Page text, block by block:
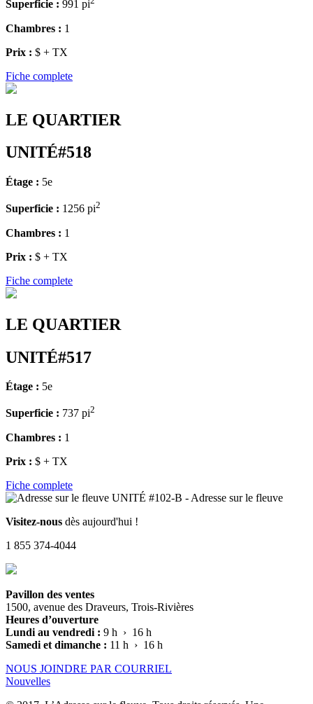
Superficie : 991 pi
Chambres : 1
Prix : $ + TX
Fiche complete
LE QUARTIER
UNITÉ#518
Étage : 5e
Superficie : 1256 pi2
Chambres : 1
Prix : $ + TX
Fiche complete
LE QUARTIER
UNITÉ#517
Étage : 5e
Superficie : 737 pi2
Chambres : 1
Prix : $ + TX
Fiche complete
Visitez-nous dès aujourd'hui !
1 855 374-4044
Pavillon des ventes
1500, avenue des Draveurs, Trois-Rivières
Heures d’ouverture
Lundi au vendredi : 9 h › 16 h
Samedi et dimanche : 11 h › 16 h
NOUS JOINDRE PAR COURRIEL
Nouvelles